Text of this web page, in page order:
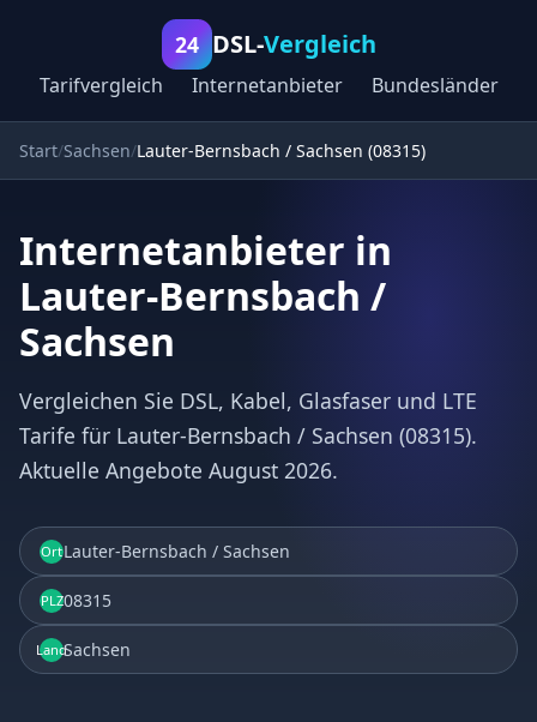
24 DSL-Vergleich
Tarifvergleich Internetanbieter Bundesländer
Start Sachsen Lauter-Bernsbach / Sachsen (08315)
Internetanbieter in
Lauter-Bernsbach /
Sachsen
Vergleichen Sie DSL, Kabel, Glasfaser und LTE
Tarife für Lauter-Bernsbach / Sachsen (08315).
Aktuelle Angebote August 2026.
OrtLauter-Bernsbach / Sachsen
PLZ08315
LandSachsen